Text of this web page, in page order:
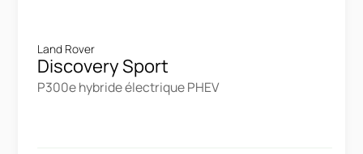
Land Rover
Discovery Sport
P300e hybride électrique PHEV